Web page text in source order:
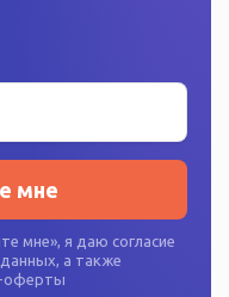
мне
мне», я даю согласие
, а также
оферты